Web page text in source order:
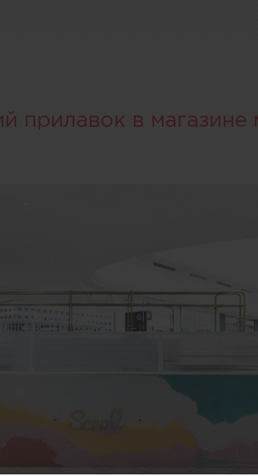
прилавок в